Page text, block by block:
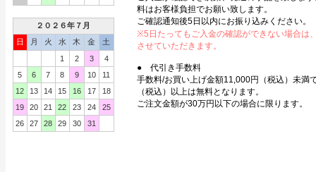
２０２６年７月
日
月 火 水 木 金
土
1
2 3
4
5
6 7 8 9 10
11
12
13 14 15 16 17
18
19
20 21 22 23 24
25
26
27 28 29 30 31
料はお客様負担でお願い致します。
ご確認通知後5日以内にお振り込みください。
※5日たってもご入金の確認ができない場合は
させていただきます。
● 代引き手数料
手数料/お買い上げ金額11,000円（税込）未満
（税込）以上は無料となります。
ご注文金額が30万円以下の場合に限ります。